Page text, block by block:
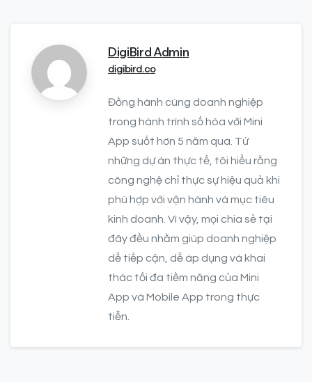
DigiBird Admin
digibird.co
Đồng hành cùng doanh nghiệp
trong hành trình số hóa với Mini
App suốt hơn 5 năm qua. Từ
những dự án thực tế, tôi hiểu rằng
công nghệ chỉ thực sự hiệu quả khi
phù hợp với vận hành và mục tiêu
kinh doanh. Vì vậy, mọi chia sẻ tại
đây đều nhằm giúp doanh nghiệp
dễ tiếp cận, dễ áp dụng và khai
thác tối đa tiềm năng của Mini
App và Mobile App trong thực
tiễn.